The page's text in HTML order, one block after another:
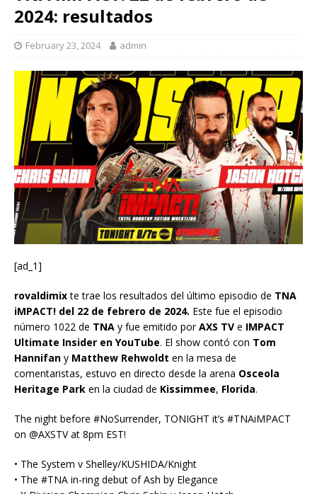
2024: resultados
February 23, 2024 admin
[ad_1]
rovaldimixte trae los resultados del último episodio de TNA
iMPACT! del 22 de febrero de 2024. Este fue el episodio
número 1022 de TNA y fue emitido porAXS TV e IMPACT
Ultimate Insider en YouTube. El show contó con Tom
Hannifan y Matthew Rehwoldt en la mesa de
comentaristas, estuvo en directo desde la arena Osceola
Heritage Park en la ciudad de Kissimmee, Florida.
The night before #NoSurrender, TONIGHT it’s #TNAiMPACT
on @AXSTV at 8pm EST!
• The System v Shelley/KUSHIDA/Knight
• The #TNA in-ring debut of Ash by Elegance